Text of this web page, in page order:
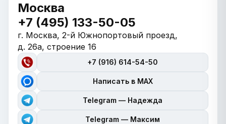
Москва
+7 (495) 133-50-05
г. Москва, 2-й Южнопортовый проезд,
д. 26а, строение 16
+7 (916) 614-54-50
Написать в MAX
Telegram — Надежда
Telegram — Максим